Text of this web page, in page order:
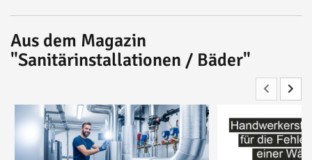
Aus dem Magazin
"Sanitärinstallationen / Bäder"